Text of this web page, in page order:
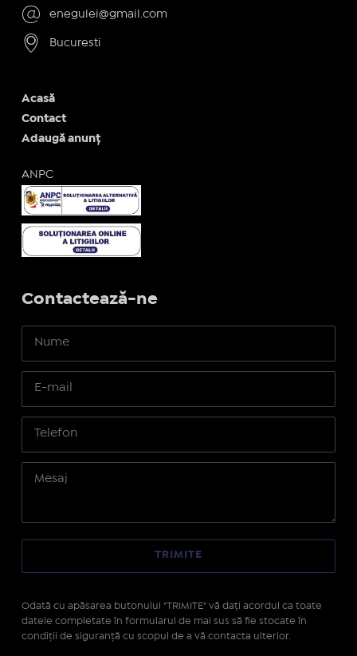
enegulei@gmail.com
Bucuresti
Acasă
Contact
Adaugă anunț
ANPC
Contactează-ne
Odată cu apăsarea butonului "TRIMITE" vă daţi acordul ca toate
datele completate în formularul de mai sus să fie stocate în
condiţii de siguranţă cu scopul de a vă contacta ulterior.